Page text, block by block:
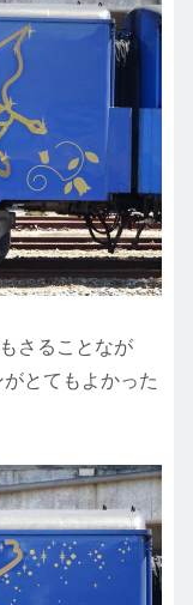
さることなが
とてもよかった